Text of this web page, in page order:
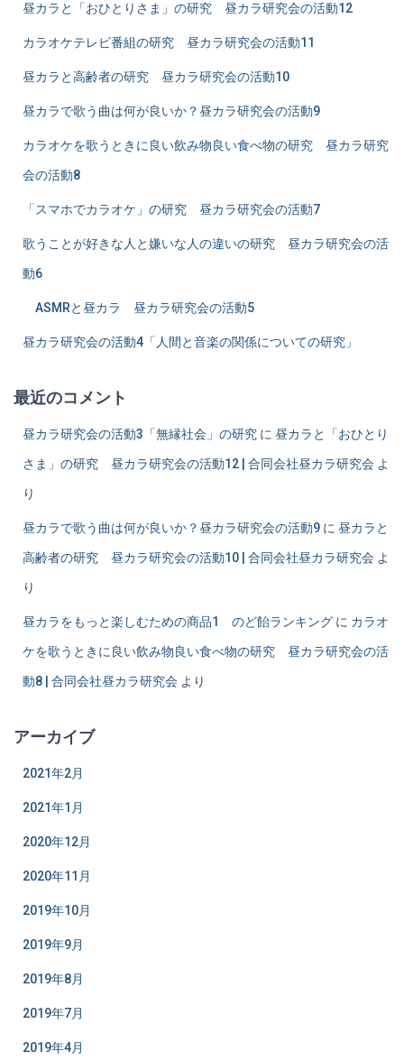
昼カラと「おひとりさま」の研究 昼カラ研究会の活動12
カラオケテレビ番組の研究 昼カラ研究会の活動11
昼カラと高齢者の研究 昼カラ研究会の活動10
昼カラで歌う曲は何が良いか？昼カラ研究会の活動9
カラオケを歌うときに良い飲み物良い食べ物の研究 昼カラ研究
会の活動8
「スマホでカラオケ」の研究 昼カラ研究会の活動7
歌うことが好きな人と嫌いな人の違いの研究 昼カラ研究会の活
動6
ASMRと昼カラ 昼カラ研究会の活動5
昼カラ研究会の活動4「人間と音楽の関係についての研究」
最近のコメント
昼カラ研究会の活動3「無縁社会」の研究 に 昼カラと「おひとり
さま」の研究 昼カラ研究会の活動12 | 合同会社昼カラ研究会 よ
り
昼カラで歌う曲は何が良いか？昼カラ研究会の活動9 に 昼カラと
高齢者の研究 昼カラ研究会の活動10 | 合同会社昼カラ研究会 よ
り
昼カラをもっと楽しむための商品1 のど飴ランキング に カラオ
ケを歌うときに良い飲み物良い食べ物の研究 昼カラ研究会の活
動8 | 合同会社昼カラ研究会 より
アーカイブ
2021年2月
2021年1月
2020年12月
2020年11月
2019年10月
2019年9月
2019年8月
2019年7月
2019年4月